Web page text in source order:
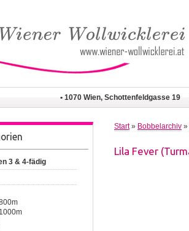
• 1070 Wien, Schottenfeldgasse 19
3 & 4-fädig
Start» Bobbelarchiv »
Lila Fever